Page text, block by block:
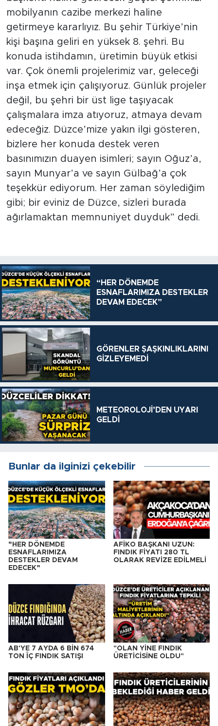
mobilyanın cazibe merkezi haline
getirmeye kararlıyız. Bu şehir Türkiye’nin
kişi başına geliri en yüksek 8. şehri. Bu
konuda istihdamın, üretimin büyük etkisi
var. Çok önemli projelerimiz var, geleceği
inşa etmek için çalışıyoruz. Günlük projeler
değil, bu şehri bir üst lige taşıyacak
çalışmalara imza atıyoruz, atmaya devam
edeceğiz. Düzce’mize yakın ilgi gösteren,
bizlere her konuda destek veren
basınımızın duayen isimleri; sayın Oğuz’a,
sayın Munyar’a ve sayın Gülbağ’a çok
teşekkür ediyorum. Her zaman söylediğim
gibi; bir eviniz de Düzce, sizleri burada
ağırlamaktan memnuniyet duyduk” dedi.
“HER DÖNEMDE
ESNAFLARIMIZA DESTEKLER
DEVAM EDECEK”
GÖRENLER ŞAŞKINLIKLARINI
GİZLEYEMEDİ
METEOROLOJİ’DEN UYARI
GELDİ
Bunlar da ilginizi çekebilir
“HER DÖNEMDE
ESNAFLARIMIZA
DESTEKLER DEVAM
EDECEK”
AFİKO BAŞKANI UZUN:
FINDIK FİYATI 280 TL
OLARAK REVİZE EDİLMELİ
AB'YE 7 AYDA 6 BİN 674
TON ÎÇ FINDIK SATIŞI
"OLAN YİNE FINDIK
ÜRETİCİSİNE OLDU"